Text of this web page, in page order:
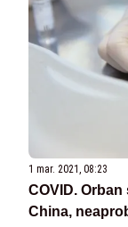
1 mar. 2021, 08:23
COVID.
China,